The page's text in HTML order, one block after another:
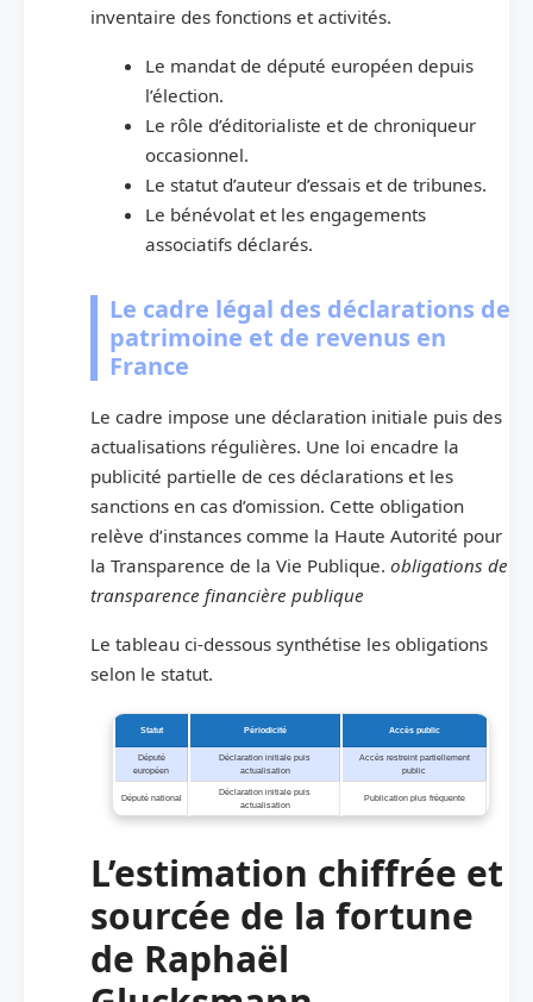
inventaire des fonctions et activités.
Le mandat de député européen depuis
l’élection.
Le rôle d’éditorialiste et de chroniqueur
occasionnel.
Le statut d’auteur d’essais et de tribunes.
Le bénévolat et les engagements
associatifs déclarés.
Le cadre légal des déclarations de
patrimoine et de revenus en
France
Le cadre impose une déclaration initiale puis des
actualisations régulières. Une loi encadre la
publicité partielle de ces déclarations et les
sanctions en cas d’omission. Cette obligation
relève d’instances comme la Haute Autorité pour
la Transparence de la Vie Publique. obligations de
transparence financière publique
Le tableau ci-dessous synthétise les obligations
selon le statut.
Statut Périodicité Accès public
Député
européen
Déclaration initiale puis
actualisation
Accès restreint partiellement
public
Député national
Déclaration initiale puis
actualisation
Publication plus fréquente
L’estimation chiffrée et
sourcée de la fortune
de Raphaël